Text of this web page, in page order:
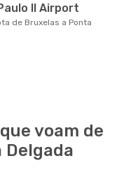
II Airport
voam de
Delgada